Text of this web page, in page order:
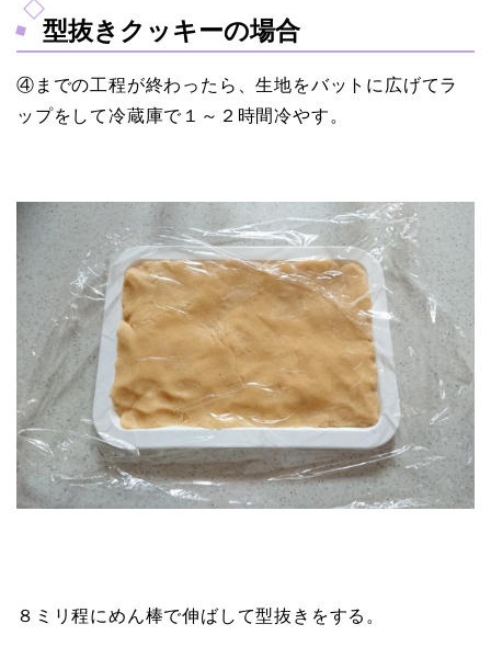
型抜きクッキーの場合
④までの工程が終わったら、生地をバットに広げてラ
ップをして冷蔵庫で１～２時間冷やす。
８ミリ程にめん棒で伸ばして型抜きをする。